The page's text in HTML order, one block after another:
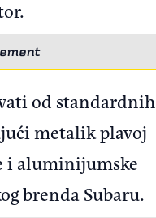
od standardnih
metalik plavoj
i aluminijumske
brenda Subaru.